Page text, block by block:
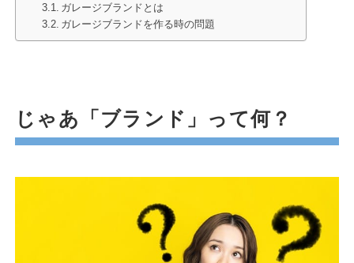
ガレージブランドとは
ガレージブランドを作る時の問題
じゃあ「ブランド」って何？